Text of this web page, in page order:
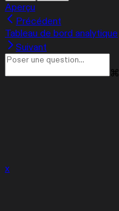
Aperçu
Précédent
Tableau de bord analytique
Suivant
⌘
x